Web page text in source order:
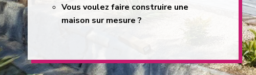
Vous voulez faire construire une
maison sur mesure ?